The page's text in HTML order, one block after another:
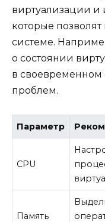
виртуализации и
которые
системе.
о состоянии
в
проблем.
Параметр
CPU
Память